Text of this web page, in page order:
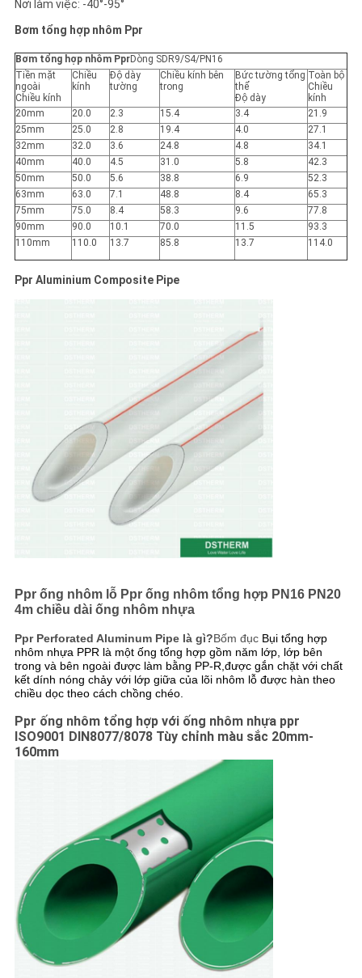
Nơi làm việc: -40°-95°
Bơm tổng hợp nhôm Ppr
Bơm tổng hợp nhôm PprDòng SDR9/S4/PN16
Tiền mặt
ngoài
Chiều kính
Chiều
kính
Độ dày
tường
Chiều kính bên
trong
Bức tường tổng
thể
Độ dày
Toàn bộ
Chiều
kính
20mm
20.0 2.3 15.4 3.4
21.9
25mm
25.0 2.8 19.4 4.0
27.1
32mm
32.0 3.6 24.8 4.8
34.1
40mm
40.0 4.5 31.0 5.8
42.3
50mm
50.0 5.6 38.8 6.9
52.3
63mm
63.0 7.1 48.8 8.4
65.3
75mm
75.0 8.4 58.3 9.6
77.8
90mm
90.0 10.1 70.0 11.5
93.3
110mm
110.0 13.7 85.8 13.7 114.0
Ppr Aluminium Composite Pipe
Ppr ống nhôm lỗ Ppr ống nhôm tổng hợp PN16 PN20
4m chiều dài ống nhôm nhựa
Ppr Perforated Aluminum Pipe là gì?Bốm đục Bụi tổng hợp
nhôm nhựa PPR là một ống tổng hợp gồm năm lớp, lớp bên
trong và bên ngoài được làm bằng PP-R,được gắn chặt với chất
kết dính nóng chảy với lớp giữa của lõi nhôm lỗ được hàn theo
chiều dọc theo cách chồng chéo.
Ppr ống nhôm tổng hợp với ống nhôm nhựa ppr
ISO9001 DIN8077/8078 Tùy chỉnh màu sắc 20mm-
160mm